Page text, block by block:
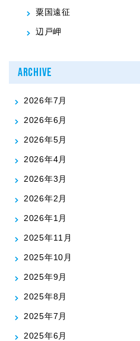
粟国遠征
辺戸岬
ARCHIVE
2026年7月
2026年6月
2026年5月
2026年4月
2026年3月
2026年2月
2026年1月
2025年11月
2025年10月
2025年9月
2025年8月
2025年7月
2025年6月